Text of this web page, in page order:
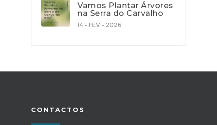
Vamos Plantar Árvores
na Serra do Carvalho
14 - FEV - 2026
CONTACTOS